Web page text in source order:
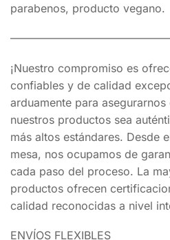
parabenos, producto vegano.
¡Nuestro compromiso es
confiables y de calidad
arduamente para
nuestros productos sea
más altos estándares. Desde
mesa, nos ocupamos de
cada paso del proceso. La
productos ofrecen
calidad reconocidas a nivel
ENVÍOS FLEXIBLES